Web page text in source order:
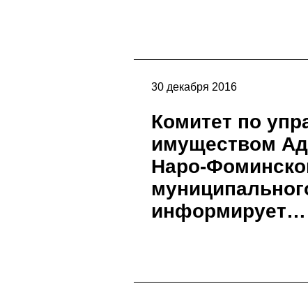
30 декабря 2016
Комитет по
имуществом
Наро-
информирует…